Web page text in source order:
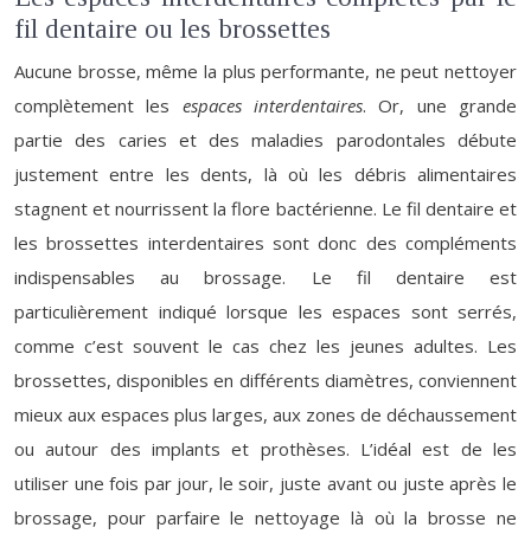
fil dentaire ou les brossettes
Aucune brosse, même la plus performante, ne peut nettoyer
complètement les espaces interdentaires. Or, une grande
partie des caries et des maladies parodontales débute
justement entre les dents, là où les débris alimentaires
stagnent et nourrissent la flore bactérienne. Le fil dentaire et
les brossettes interdentaires sont donc des compléments
indispensables au brossage. Le fil dentaire est
particulièrement indiqué lorsque les espaces sont serrés,
comme c’est souvent le cas chez les jeunes adultes. Les
brossettes, disponibles en différents diamètres, conviennent
mieux aux espaces plus larges, aux zones de déchaussement
ou autour des implants et prothèses. L’idéal est de les
utiliser une fois par jour, le soir, juste avant ou juste après le
brossage, pour parfaire le nettoyage là où la brosse ne